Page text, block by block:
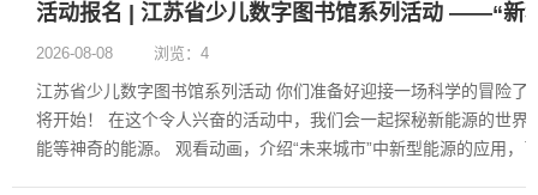
活动报名 | 江苏省少儿数字图书馆系列活动 ——“新
2026-08-08 浏览：4
江苏省少儿数字图书馆系列活动 你们准备好迎接一场科学的冒险了
将开始！ 在这个令人兴奋的活动中，我们会一起探秘新能源的世界
能等神奇的能源。 观看动画，介绍“未来城市”中新型能源的应用，